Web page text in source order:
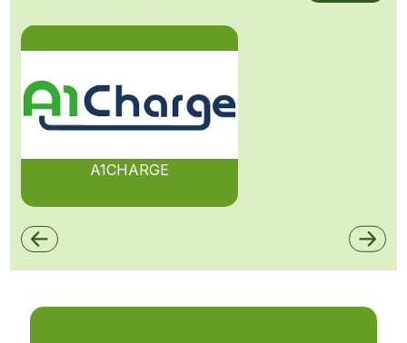
A1CHARGE